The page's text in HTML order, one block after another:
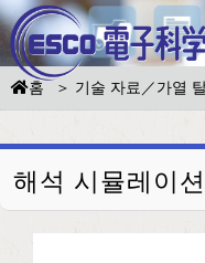
홈 기술 자료／가열
해석 시뮬레이션